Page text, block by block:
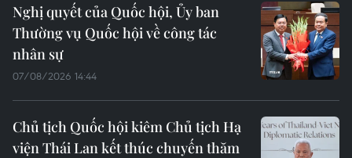
Nghị quyết của Quốc hội, Ủy ban
Thường vụ Quốc hội về công tác
nhân sự
07/08/2026 14:44
Chủ tịch Quốc hội kiêm Chủ tịch Hạ
viện Thái Lan kết thúc chuyến thăm